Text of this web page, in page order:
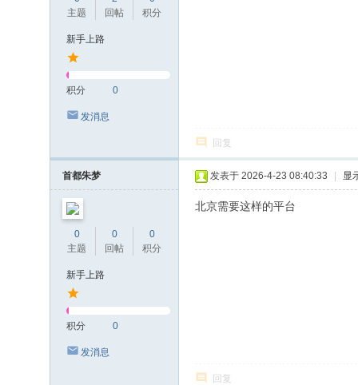
主题
回帖
积分
新手上路
积分 0
发消息
回复
首都朱梦
0
主题
0
回帖
0
积分
新手上路
积分 0
发消息
发表于 2026-4-23 08:40:33 显
北京需要这样的平台
回复